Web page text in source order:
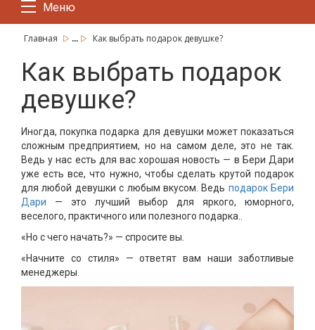
Меню
Главная ... Как выбрать подарок девушке?
Как выбрать подарок
девушке?
Иногда, покупка подарка для девушки может показаться
сложным предприятием, но на самом деле, это не так.
Ведь у нас есть для вас хорошая новость — в Бери Дари
уже есть все, что нужно, чтобы сделать крутой подарок
для любой девушки с любым вкусом. Ведь подарок Бери
Дари — это лучший выбор для яркого, юморного,
веселого, практичного или полезного подарка..
«Но с чего начать?» — спросите вы.
«Начните со стиля» — ответят вам наши заботливые
менеджеры.